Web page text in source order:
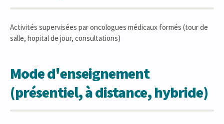
Activités supervisées par oncologues médicaux formés (tour de
salle, hopital de jour, consultations)
Mode d'enseignement
(présentiel, à distance, hybride)